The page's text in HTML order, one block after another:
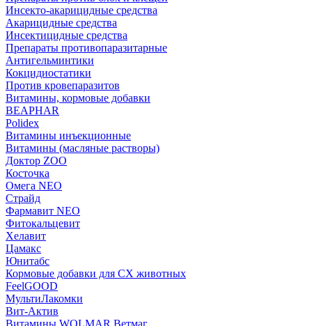
Инсекто-акарицидные средства
Акарицидные средства
Инсектицидные средства
Препараты противопаразитарные
Антигельминтики
Кокцидиостатики
Против кровепаразитов
Витамины, кормовые добавки
BEAPHAR
Polidex
Витамины инъекционные
Витамины (масляные растворы)
Доктор ZOO
Косточка
Омега NEO
Страйд
Фармавит NEO
Фитокальцевит
Хелавит
Цамакс
Юнитабс
Кормовые добавки для СХ животных
FeelGOOD
МультиЛакомки
Вит-Актив
Витамины WOLMAR Ветмаг